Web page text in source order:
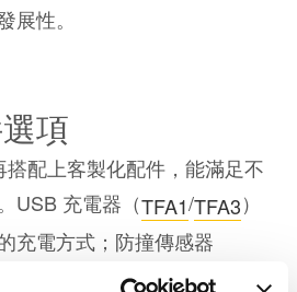
展性。
項
配上客製化配件，能滿足不
USB 充電器（TFA1/TFA3）
充電方式；防撞傳感器
障礙物來增強安全性；無線充